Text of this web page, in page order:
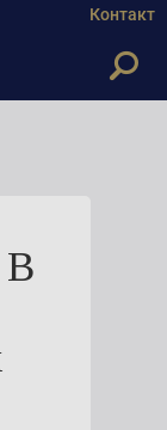
Контакт
В